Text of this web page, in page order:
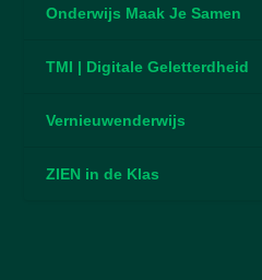
Onderwijs Maak Je Samen
TMI | Digitale Geletterdheid
Vernieuwenderwijs
ZIEN in de Klas